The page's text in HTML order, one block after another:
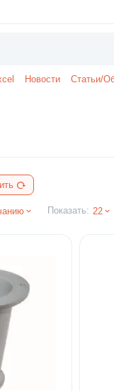
Новости Статьи/
Показать: 22